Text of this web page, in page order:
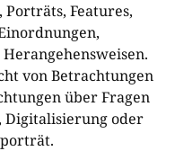
Features,
von Betrachtungen
über Fragen
Digitalisierung oder